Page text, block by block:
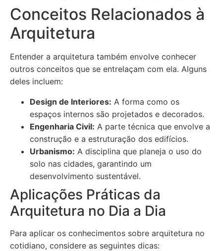
Conceitos Relacionados à
Arquitetura
Entender a arquitetura também envolve conhecer
outros conceitos que se entrelaçam com ela. Alguns
deles incluem:
Design de Interiores: A forma como os
espaços internos são projetados e decorados.
Engenharia Civil: A parte técnica que envolve a
construção e a estruturação dos edifícios.
Urbanismo: A disciplina que planeja o uso do
solo nas cidades, garantindo um
desenvolvimento sustentável.
Aplicações Práticas da
Arquitetura no Dia a Dia
Para aplicar os conhecimentos sobre arquitetura no
cotidiano, considere as seguintes dicas: